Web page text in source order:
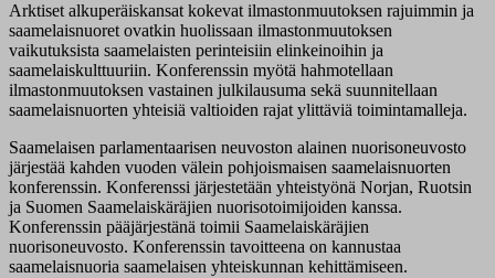
Arktiset alkuperäiskansat kokevat ilmastonmuutoksen rajuimmin ja
saamelaisnuoret ovatkin huolissaan ilmastonmuutoksen
vaikutuksista saamelaisten perinteisiin elinkeinoihin ja
saamelaiskulttuuriin. Konferenssin myötä hahmotellaan
ilmastonmuutoksen vastainen julkilausuma sekä suunnitellaan
saamelaisnuorten yhteisiä valtioiden rajat ylittäviä toimintamalleja.
Saamelaisen parlamentaarisen neuvoston alainen nuorisoneuvosto
järjestää kahden vuoden välein pohjoismaisen saamelaisnuorten
konferenssin. Konferenssi järjestetään yhteistyönä Norjan, Ruotsin
ja Suomen Saamelaiskäräjien nuorisotoimijoiden kanssa.
Konferenssin pääjärjestänä toimii Saamelaiskäräjien
nuorisoneuvosto. Konferenssin tavoitteena on kannustaa
saamelaisnuoria saamelaisen yhteiskunnan kehittämiseen.